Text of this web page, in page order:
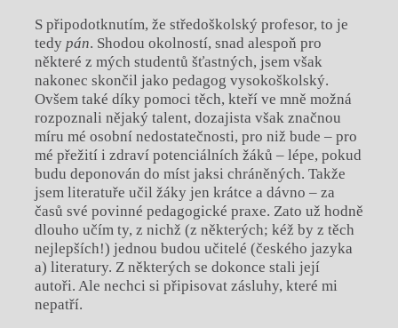
S připodotknutím, že středoškolský profesor, to je
tedy pán. Shodou okolností, snad alespoň pro
některé z mých studentů šťastných, jsem však
nakonec skončil jako pedagog vysokoškolský.
Ovšem také díky pomoci těch, kteří ve mně možná
rozpoznali nějaký talent, dozajista však značnou
míru mé osobní nedostatečnosti, pro niž bude – pro
mé přežití i zdraví potenciálních žáků – lépe, pokud
budu deponován do míst jaksi chráněných. Takže
jsem literatuře učil žáky jen krátce a dávno – za
časů své povinné pedagogické praxe. Zato už hodně
dlouho učím ty, z nichž (z některých; kéž by z těch
nejlepších!) jednou budou učitelé (českého jazyka
a) literatury. Z některých se dokonce stali její
autoři. Ale nechci si připisovat zásluhy, které mi
nepatří.